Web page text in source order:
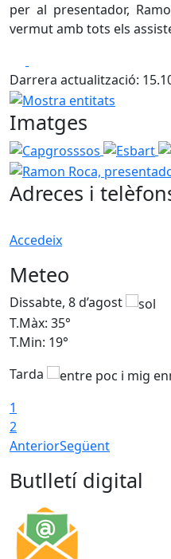
per al presentador,
vermut amb tots els
Darrera actualització:
Mostra entitats
Imatges
Capgrosssos Esbart
Adreces i
Accedeix
Meteo
Dissabte, 8 d’agost
T.Màx: 35°
T.Min: 19°
Tarda
1
2
AnteriorSegüent
Butlletí digital